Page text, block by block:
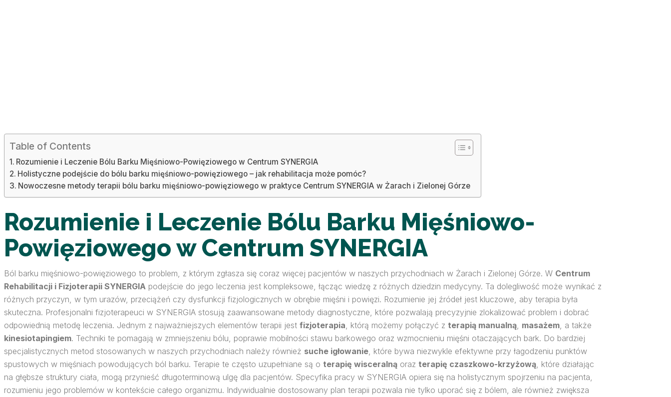
Table of Contents
Rozumienie i Leczenie Bólu Barku Mięśniowo-Powięziowego w Centrum SYNERGIA
Holistyczne podejście do bólu barku mięśniowo-powięziowego – jak rehabilitacja może pomóc?
Nowoczesne metody terapii bólu barku mięśniowo-powięziowego w praktyce Centrum SYNERGIA w Żarach i Zielonej Górze
Rozumienie i Leczenie Bólu Barku Mięśniowo-
Powięziowego w Centrum SYNERGIA
Ból barku mięśniowo-powięziowego to problem, z którym zgłasza się coraz więcej pacjentów w naszych przychodniach w Żarach i Zielonej Górze. W Centrum
Rehabilitacji i Fizjoterapii SYNERGIA podejście do jego leczenia jest kompleksowe, łącząc wiedzę z różnych dziedzin medycyny. Ta dolegliwość może wynikać z
różnych przyczyn, w tym urazów, przeciążeń czy dysfunkcji fizjologicznych w obrębie mięśni i powięzi. Rozumienie jej źródeł jest kluczowe, aby terapia była
skuteczna. Profesjonalni fizjoterapeuci w SYNERGIA stosują zaawansowane metody diagnostyczne, które pozwalają precyzyjnie zlokalizować problem i dobrać
odpowiednią metodę leczenia. Jednym z najważniejszych elementów terapii jest fizjoterapia , którą możemy połączyć z terapią manualną masażem , a także
kinesiotapingiem. Techniki te pomagają w zmniejszeniu bólu, poprawie mobilności stawu barkowego oraz wzmocnieniu mięśni otaczających bark. Do bardziej
specjalistycznych metod stosowanych w naszych przychodniach należy również suche igłowanie , które bywa niezwykle efektywne przy łagodzeniu punktów
spustowych w mięśniach powodujących ból barku. Terapie te często uzupełniane są o terapię wisceralną oraz terapię czaszkowo-krzyżową , które działając
na głębsze struktury ciała, mogą przynieść długoterminową ulgę dla pacjentów. Specyfika pracy w SYNERGIA opiera się na holistycznym spojrzeniu na pacjenta,
rozumieniu jego problemów w kontekście całego organizmu. Indywidualnie dostosowany plan terapii pozwala nie tylko uporać się z bólem, ale również zwiększa